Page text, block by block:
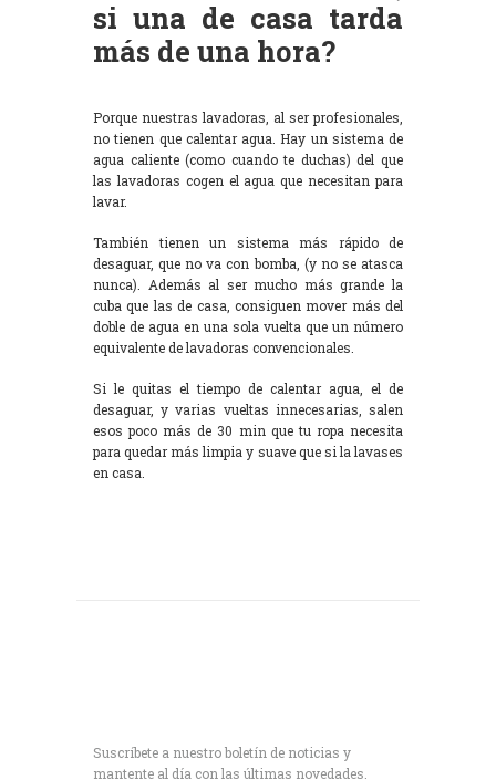
si una de casa tarda
más de una hora?
Porque nuestras lavadoras, al ser profesionales,
no tienen que calentar agua. Hay un sistema de
agua caliente (como cuando te duchas) del que
las lavadoras cogen el agua que necesitan para
lavar.
También tienen un sistema más rápido de
desaguar, que no va con bomba, (y no se atasca
nunca). Además al ser mucho más grande la
cuba que las de casa, consiguen mover más del
doble de agua en una sola vuelta que un número
equivalente de lavadoras convencionales.
Si le quitas el tiempo de calentar agua, el de
desaguar, y varias vueltas innecesarias, salen
esos poco más de 30 min que tu ropa necesita
para quedar más limpia y suave que si la lavases
en casa.
Suscríbete a nuestro boletín de noticias y
mantente al día con las últimas novedades.